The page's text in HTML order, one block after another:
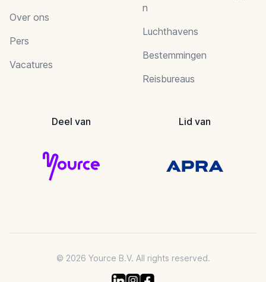
Over ons
Pers
Vacatures
n
Luchthavens
Bestemmingen
Reisbureaus
Deel van Lid van
© 2026 Yource B.V. All rights reserved.